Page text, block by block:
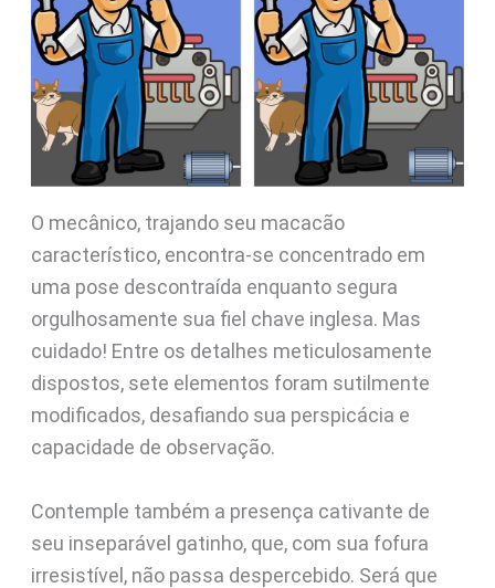
O mecânico, trajando seu macacão
característico, encontra-se concentrado em
uma pose descontraída enquanto segura
orgulhosamente sua fiel chave inglesa. Mas
cuidado! Entre os detalhes meticulosamente
dispostos, sete elementos foram sutilmente
modificados, desafiando sua perspicácia e
capacidade de observação.
Contemple também a presença cativante de
seu inseparável gatinho, que, com sua fofura
irresistível, não passa despercebido. Será que